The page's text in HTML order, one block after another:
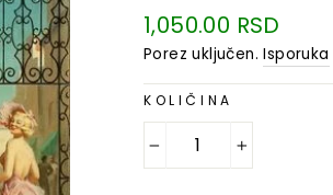
Regularna
cena
1,050.00 RSD
Porez uključen.Isporuka
KOLIČINA
+